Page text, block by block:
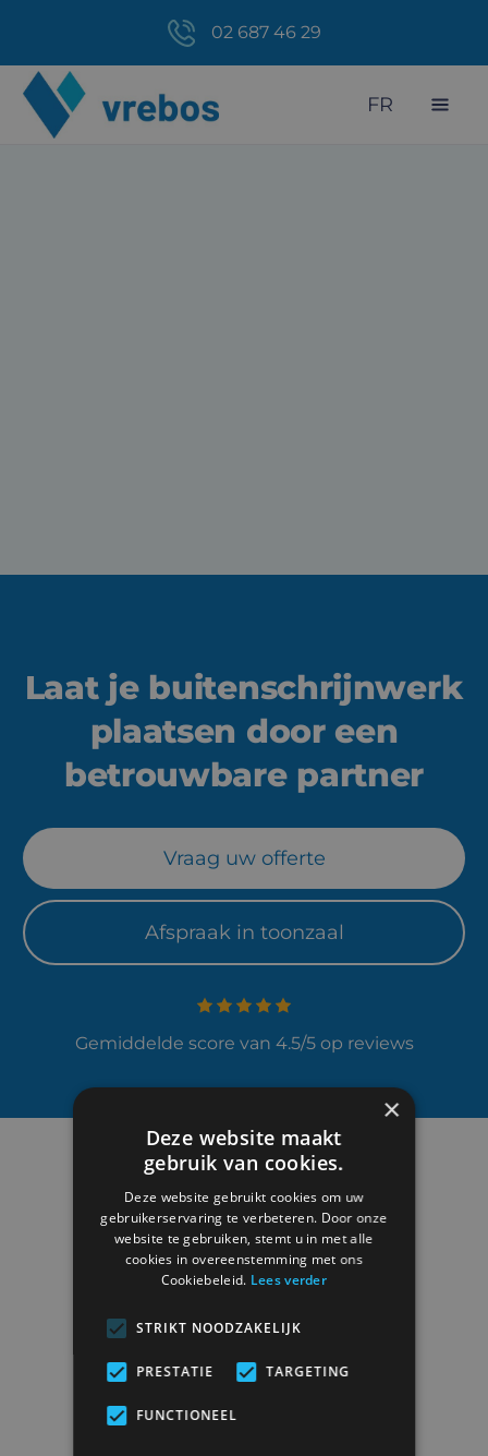
02 687 46 29
FR
Laat je buitenschrijnwerk
plaatsen door een
betrouwbare partner
Vraag uw offerte
Afspraak in toonzaal
Gemiddelde score van 4.5/5 op reviews
3090 Overijse
BTW
BE0419.522.723
×
Deze website maakt
gebruik van cookies.
Deze website gebruikt cookies om uw
gebruikerservaring te verbeteren. Door onze
website te gebruiken, stemt u in met alle
cookies in overeenstemming met ons
Cookiebeleid. Lees verder
STRIKT NOODZAKELIJK
PRESTATIE TARGETING
FUNCTIONEEL